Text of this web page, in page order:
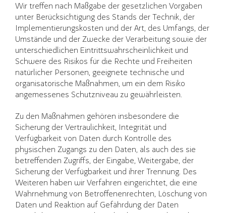
Wir treffen nach Maßgabe der gesetzlichen Vorgaben
unter Berücksichtigung des Stands der Technik, der
Implementierungskosten und der Art, des Umfangs, der
Umstände und der Zwecke der Verarbeitung sowie der
unterschiedlichen Eintrittswahrscheinlichkeit und
Schwere des Risikos für die Rechte und Freiheiten
natürlicher Personen, geeignete technische und
organisatorische Maßnahmen, um ein dem Risiko
angemessenes Schutzniveau zu gewährleisten.
Zu den Maßnahmen gehören insbesondere die
Sicherung der Vertraulichkeit, Integrität und
Verfügbarkeit von Daten durch Kontrolle des
physischen Zugangs zu den Daten, als auch des sie
betreffenden Zugriffs, der Eingabe, Weitergabe, der
Sicherung der Verfügbarkeit und ihrer Trennung. Des
Weiteren haben wir Verfahren eingerichtet, die eine
Wahrnehmung von Betroffenenrechten, Löschung von
Daten und Reaktion auf Gefährdung der Daten